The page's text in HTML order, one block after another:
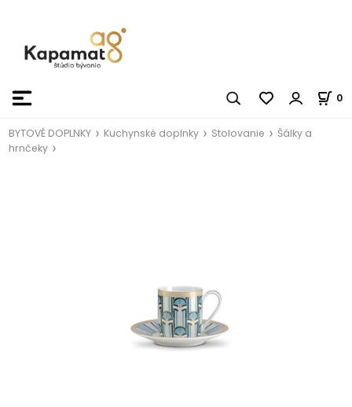
0
BYTOVÉ DOPLNKY Kuchynské doplnky Stolovanie
Šálky a
hrnčeky